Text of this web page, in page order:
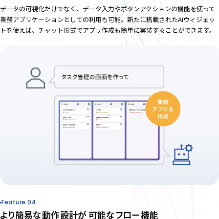
データの可視化だけでなく、データ入力やボタンアクションの機能を使って
業務アプリケーションとしての利用も可能。新たに搭載されたAIウィジェッ
トを使えば、チャット形式でアプリ作成も簡単に実装することができます。
Feature 04
より簡易な動作設計が可能なフロー機能